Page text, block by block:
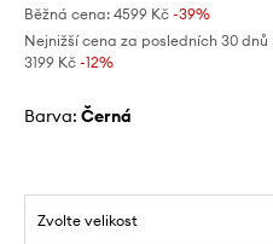
Běžná cena: 4599 Kč -39%
Nejnižší cena za posledních 30
3199 Kč -12%
Barva: černá
Zvolte velikost